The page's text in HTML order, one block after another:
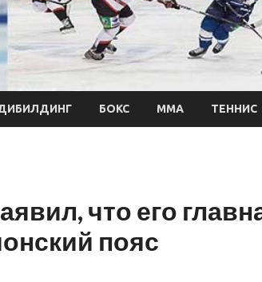
БОКС MMA ТЕННИС
что его
пояс